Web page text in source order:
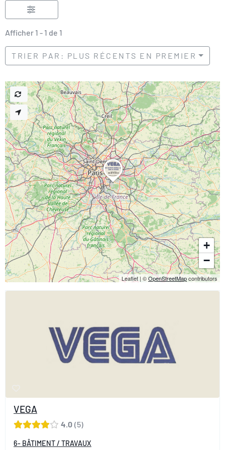
Afficher 1 - 1 de 1
TRIER PAR: PLUS RÉCENTS EN PREMIER
VEGA
4.0 5
6- BÂTIMENT / TRAVAUX
+
−
Leaflet | ©OpenStreetMapcontributors